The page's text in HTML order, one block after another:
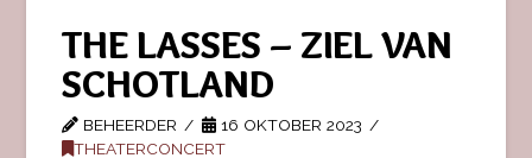
THE LASSES – ZIEL VAN
SCHOTLAND
BEHEERDER
16 OKTOBER 2023
THEATERCONCERT